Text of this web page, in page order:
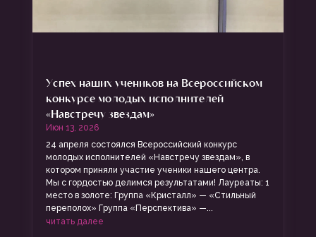
Успех наших учеников на Всероссийском
конкурсе молодых исполнителей
«Навстречу звездам»
Июн 13, 2026
24 апреля состоялся Всероссийский конкурс
молодых исполнителей «Навстречу звездам», в
котором приняли участие ученики нашего центра.
Мы с гордостью делимся результатами! Лауреаты: 1
место в золоте: Группа «Кристалл» — «Стильный
переполох» Группа «Перспектива» —...
читать далее